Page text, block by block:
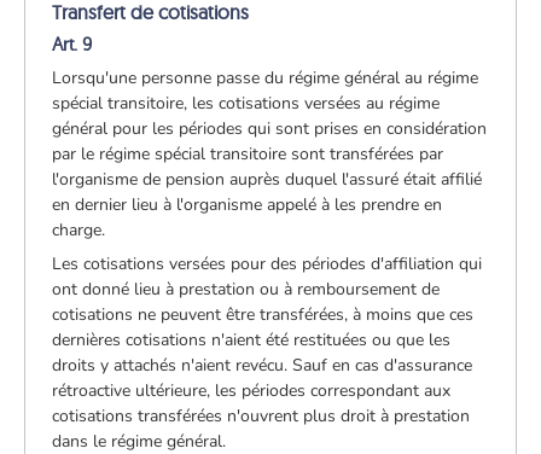
Transfert de cotisations
Art. 9
Lorsqu'une personne passe du régime général au régime
spécial transitoire, les cotisations versées au régime
général pour les périodes qui sont prises en considération
par le régime spécial transitoire sont transférées par
l'organisme de pension auprès duquel l'assuré était affilié
en dernier lieu à l'organisme appelé à les prendre en
charge.
Les cotisations versées pour des périodes d'affiliation qui
ont donné lieu à prestation ou à remboursement de
cotisations ne peuvent être transférées, à moins que ces
dernières cotisations n'aient été restituées ou que les
droits y attachés n'aient revécu. Sauf en cas d'assurance
rétroactive ultérieure, les périodes correspondant aux
cotisations transférées n'ouvrent plus droit à prestation
dans le régime général.